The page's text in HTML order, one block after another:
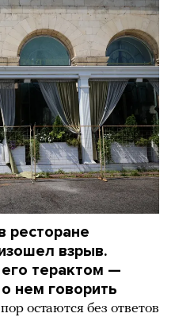
ресторане
взрыв.
его терактом —
нем говорить
остаются без ответов